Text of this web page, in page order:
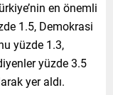
en önemli
1.5, Demokrasi
yüzde 1.3,
yüzde 3.5
yer aldı.